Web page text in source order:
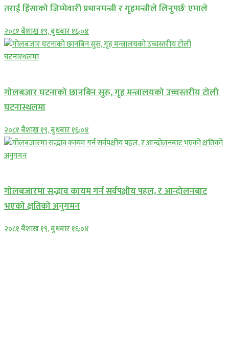
तराई हिंसाको जिम्मेवारी प्रधानमन्त्री र गृहमन्त्रीले लिनुपर्छः एमाले
२०८१ बैशाख १९, बुधबार १६:०४
गोलबजार घटनाको छानबिन सुरु, गृह मन्त्रालयको उच्चस्तरीय टोली
घटनास्थलमा
२०८१ बैशाख १९, बुधबार १६:०४
गोलबजारमा सद्भाव कायम गर्न सर्वपक्षीय पहल, र आन्दोलनबाट
भएको क्षतिको अनुगमन
२०८१ बैशाख १९, बुधबार १६:०४